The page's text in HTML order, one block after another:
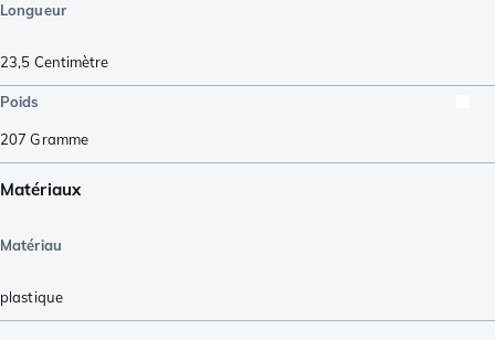
Longueur
23,5 Centimètre
Poids
207 Gramme
Matériaux
Matériau
plastique